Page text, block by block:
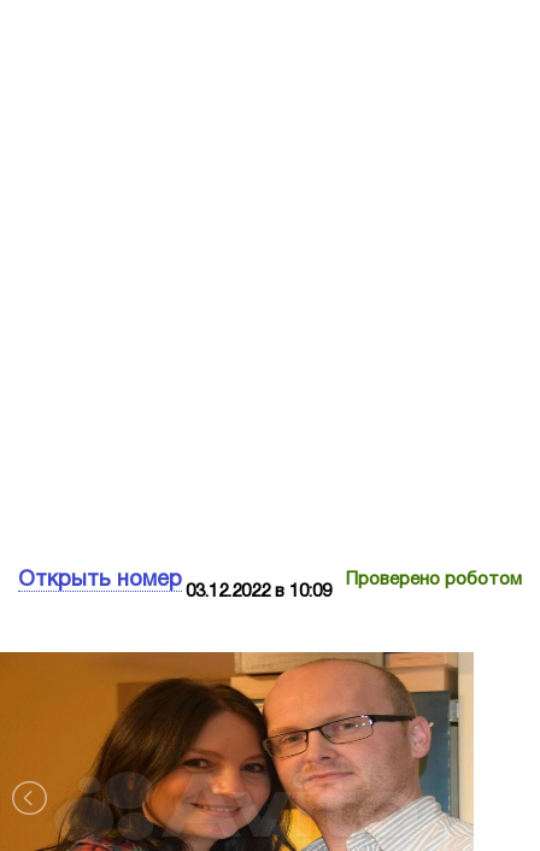
Открыть номер Проверено роботом
03.12.2022 в 10:09